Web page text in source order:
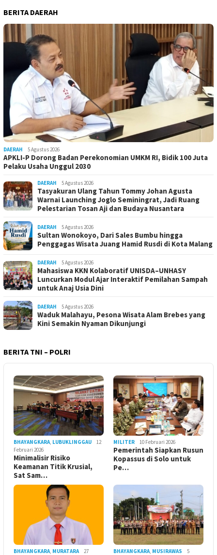
BERITA DAERAH
DAERAH 5 Agustus 2026
APKLI-P Dorong Badan Perekonomian UMKM RI, Bidik 100 Juta
Pelaku Usaha Unggul 2030
DAERAH 5 Agustus 2026
Tasyakuran Ulang Tahun Tommy Johan Agusta
Warnai Launching Joglo Seminingrat, Jadi Ruang
Pelestarian Tosan Aji dan Budaya Nusantara
DAERAH 5 Agustus 2026
Sultan Wonokoyo, Dari Sales Bumbu hingga
Penggagas Wisata Juang Hamid Rusdi di Kota Malang
DAERAH 5 Agustus 2026
Mahasiswa KKN Kolaboratif UNISDA–UNHASY
Luncurkan Modul Ajar Interaktif Pemilahan Sampah
untuk Anaj Usia Dini
DAERAH 5 Agustus 2026
Waduk Malahayu, Pesona Wisata Alam Brebes yang
Kini Semakin Nyaman Dikunjungi
BERITA TNI – POLRI
BHAYANGKARA, LUBUKLINGGAU
12
Februari 2026
Minimalisir Risiko
Keamanan Titik Krusial,
Sat Sam…
MILITER 10 Februari 2026
Pemerintah Siapkan Rusun
Kopassus di Solo untuk
Pe…
BHAYANGKARA, MURATARA
27
BHAYANGKARA, MUSIRAWAS
5